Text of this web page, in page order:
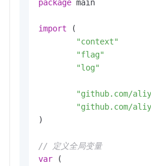
package main
import (
"context"
"flag"
"log"
"github.com/
"github.com/
)
// 定义全局变量
var (